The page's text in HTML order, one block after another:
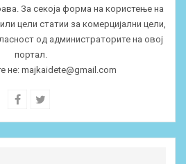
За секоја форма на користење на
цели статии за комерцијални цели,
од администраторите на овој
портал.
не:majkaidete@gmail.com